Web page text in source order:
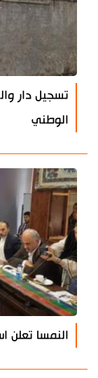
تسجيل دار
الوطني
النمسا تعلن